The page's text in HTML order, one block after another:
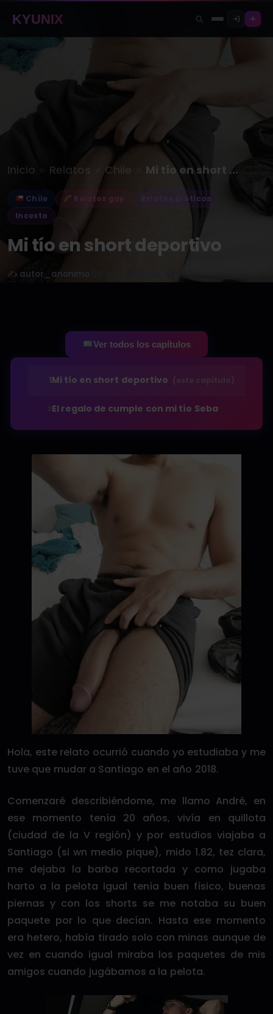
KYUNIX
Inicio Relatos Chile Mi tío en short deportivo
Chile Relatos gay
Relatos eróticos
Incesto
Mi tío en short deportivo
✍️ autor_anonimo 06 de diciembre de 2024
Ver todos los capítulos
1Mi tío en short deportivo (este capítulo)
El regalo de cumple con mi tío Seba
Hola, este relato ocurrió cuando yo estudiaba y me
tuve que mudar a Santiago en el año 2018.
Comenzaré describiéndome, me llamo André, en
ese momento tenía 20 años, vivía en quillota
(ciudad de la V región) y por estudios viajaba a
Santiago (si wn medio pique), mido 1.82, tez clara,
me dejaba la barba recortada y como jugaba
harto a la pelota igual tenía buen físico, buenas
piernas y con los shorts se me notaba su buen
paquete por lo que decían. Hasta ese momento
era hetero, había tirado solo con minas aunque de
vez en cuando igual miraba los paquetes de mis
amigos cuando jugábamos a la pelota.